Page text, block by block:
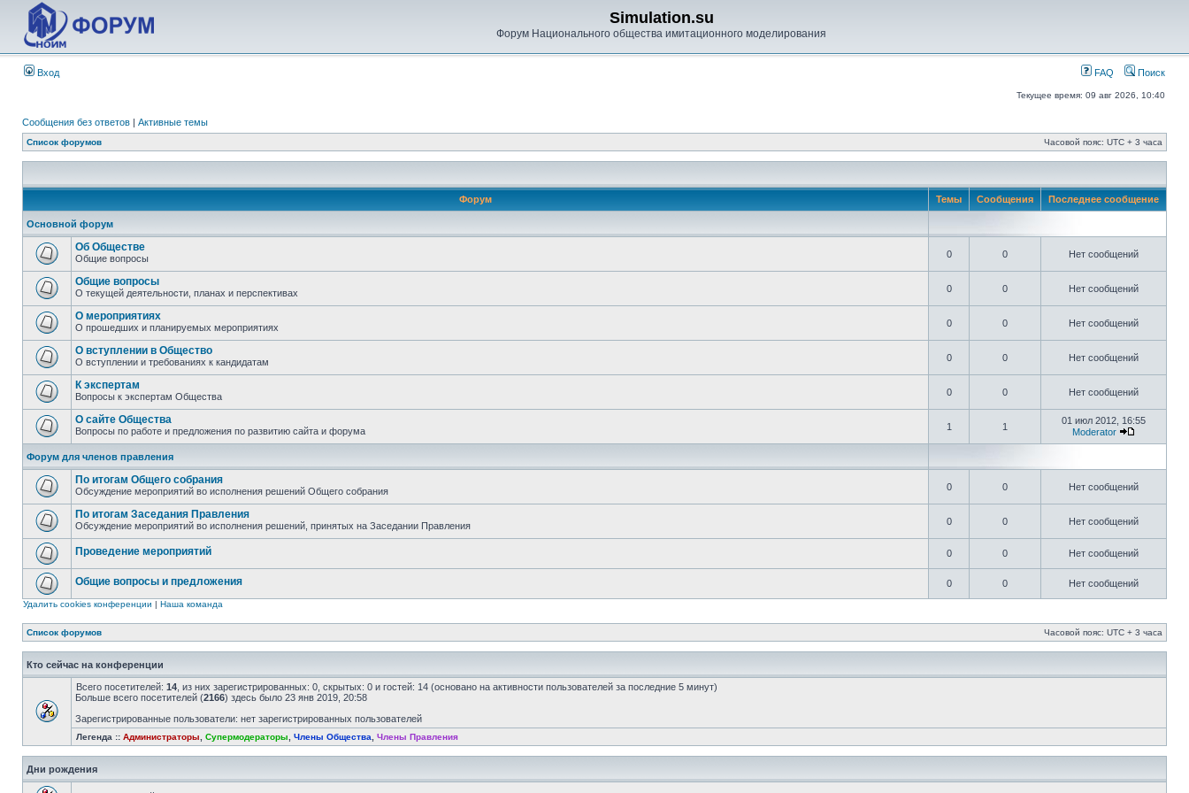
Simulation.su
Форум Национального общества имитационного моделирования
Вход FAQ Поиск
Текущее время: 09 авг 2026, 10:40
Сообщения без ответов | Активные темы
Список форумов Часовой пояс: UTC + 3 часа
Форум Темы Сообщения Последнее сообщение
Основной форум
Об Обществе
Общие вопросы 0 0 Нет сообщений
Общие вопросы
О текущей деятельности, планах и перспективах 0 0 Нет сообщений
О мероприятиях
О прошедших и планируемых мероприятиях 0 0 Нет сообщений
О вступлении в Общество
О вступлении и требованиях к кандидатам 0 0 Нет сообщений
К экспертам
Вопросы к экспертам Общества 0 0 Нет сообщений
О сайте Общества
Вопросы по работе и предложения по развитию сайта и форума 1 1
01 июл 2012, 16:55
Moderator
Форум для членов правления
По итогам Общего собрания
Обсуждение мероприятий во исполнения решений Общего собрания 0 0 Нет сообщений
По итогам Заседания Правления
Обсуждение мероприятий во исполнения решений, принятых на Заседании Правления 0 0 Нет сообщений
Проведение мероприятий 0 0 Нет сообщений
Общие вопросы и предложения 0 0 Нет сообщений
Удалить cookies конференции | Наша команда
Список форумов Часовой пояс: UTC + 3 часа
Кто сейчас на конференции
Всего посетителей: 14 , из них зарегистрированных: 0, скрытых: 0 и гостей: 14 (основано на активности пользователей за последние 5 минут)
Больше всего посетителей (2166) здесь было 23 янв 2019, 20:58
Зарегистрированные пользователи: нет зарегистрированных пользователей
Легенда :: Администраторы Супермодераторы Члены Общества Члены Правления
Дни рождения